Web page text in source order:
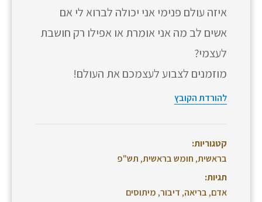
איזה עולם פנימי אני יכולה לברוא לי אם
אשים לב מה אני אומרת או אפילו רק חושבת
לעצמי?
מוזמנים לצבוע לעצמכם את העולם!
להורדת הקובץ
קטגוריות:
בראשית, חומש בראשית, תש"פ
תגיות:
אדם, בריאה, דיבור, מיתוסים